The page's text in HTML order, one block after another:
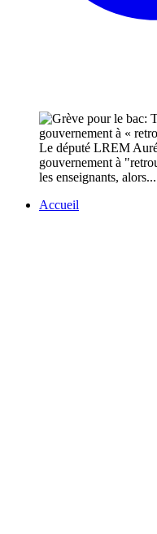
Le député LREM
gouvernement à
les enseignants, alors...
Accueil